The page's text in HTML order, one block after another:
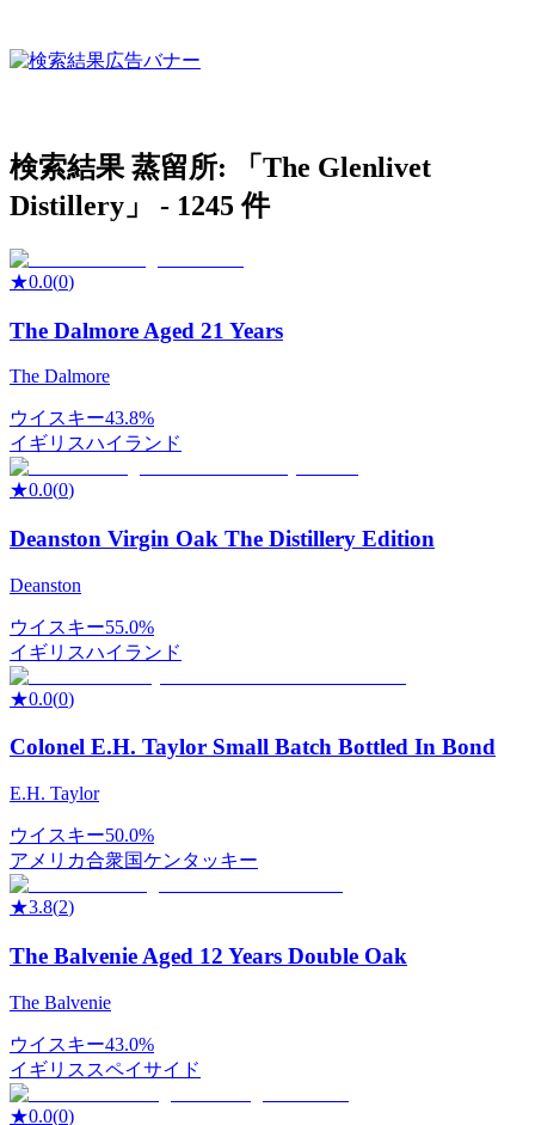
検索結果 蒸留所: 「 The Glenlivet
Distillery 」 - 1245件
★0.0(0)
The Dalmore Aged 21 Years
The Dalmore
ウイスキー43.8%
イギリスハイランド
★0.0(0)
Deanston Virgin Oak The Distillery Edition
Deanston
ウイスキー55.0%
イギリスハイランド
★0.0(0)
Colonel E.H. Taylor Small Batch Bottled In Bond
E.H. Taylor
ウイスキー50.0%
アメリカ合衆国ケンタッキー
★3.8(2)
The Balvenie Aged 12 Years Double Oak
The Balvenie
ウイスキー43.0%
イギリス スペイサイド
★0.0(0)